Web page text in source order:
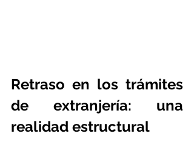
Retraso en los trámites
de extranjería: una
realidad estructural